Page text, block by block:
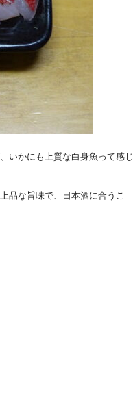
いかにも上質な白身魚って感じ
品な旨味で、日本酒に合うこ